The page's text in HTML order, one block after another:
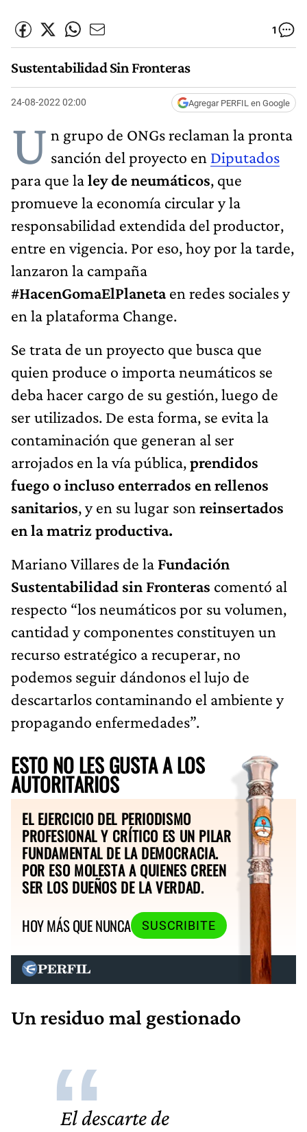
1
Sustentabilidad Sin Fronteras
24-08-2022 02:00 Agregar PERFIL en Google
U n grupo de ONGs reclaman la pronta
sanción del proyecto en Diputados
para que laley de neumáticos, que
promueve la economía circular y la
responsabilidad extendida del productor,
entre en vigencia. Por eso, hoy por la tarde,
lanzaron la campaña
#HacenGomaElPlanetaen redes sociales y
en la plataforma Change.
Se trata de un proyecto que busca que
quien produce o importa neumáticos se
deba hacer cargo de su gestión, luego de
ser utilizados. De esta forma, se evita la
contaminación que generan al ser
arrojados en la vía pública,prendidos
fuego o incluso enterrados en rellenos
sanitarios, y en su lugar son reinsertados
en la matriz productiva.
Mariano Villares de la Fundación
Sustentabilidad sin Fronteras comentó al
respecto “los neumáticos por su volumen,
cantidad y componentes constituyen un
recurso estratégico a recuperar, no
podemos seguir dándonos el lujo de
descartarlos contaminando el ambiente y
propagando enfermedades”.
ESTO NO LES GUSTA A LOS
AUTORITARIOS
EL EJERCICIO DEL PERIODISMO
PROFESIONAL Y CRÍTICO ES UN PILAR
FUNDAMENTAL DE LA DEMOCRACIA.
POR ESO MOLESTA A QUIENES CREEN
SER LOS DUEÑOS DE LA VERDAD.
HOY MÁS QUE NUNCA
SUSCRIBITE
Un residuo mal gestionado
El descarte de